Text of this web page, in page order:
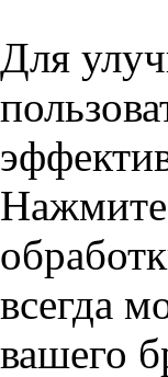
Для
Нажмите
всегда
вашего